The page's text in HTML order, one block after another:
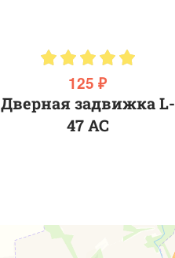
125 ₽
Дверная задвижка L-
47 AC